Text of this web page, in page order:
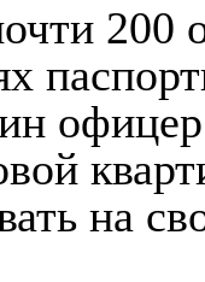
200
на